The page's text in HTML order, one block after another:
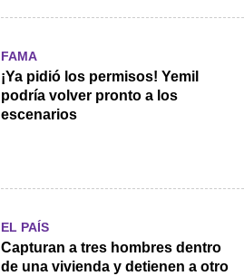
FAMA
¡Ya pidió los permisos! Yemil
podría volver pronto a los
escenarios
EL PAÍS
Capturan a tres hombres dentro
de una vivienda y detienen a otro